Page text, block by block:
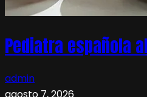
Pediatra española
admin